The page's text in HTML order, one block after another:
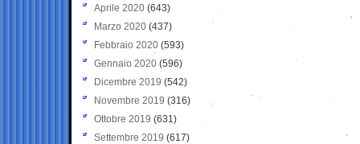
Aprile 2020 (643)
Marzo 2020 (437)
Febbraio 2020 (593)
Gennaio 2020 (596)
Dicembre 2019 (542)
Novembre 2019 (316)
Ottobre 2019 (631)
Settembre 2019 (617)